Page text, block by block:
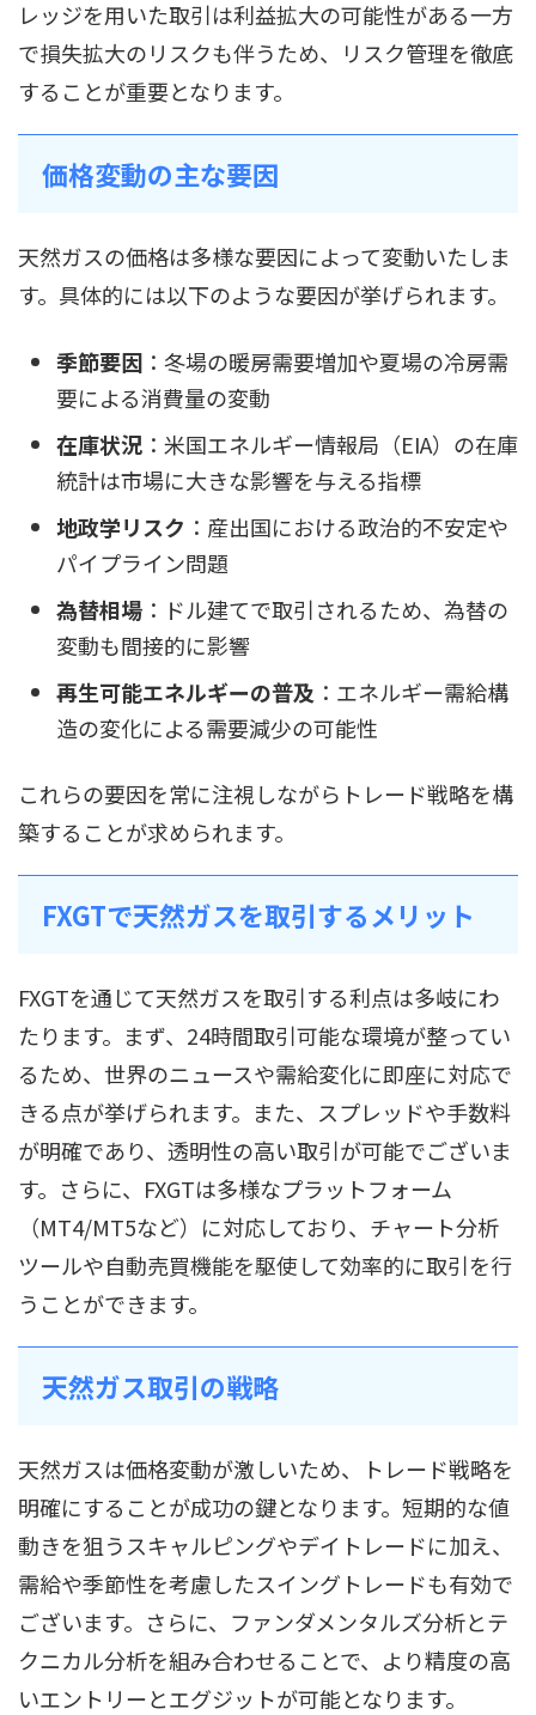
レッジを用いた取引は利益拡大の可能性がある一方
で損失拡大のリスクも伴うため、リスク管理を徹底
することが重要となります。
価格変動の主な要因
天然ガスの価格は多様な要因によって変動いたしま
す。具体的には以下のような要因が挙げられます。
季節要因 ：冬場の暖房需要増加や夏場の冷房需
要による消費量の変動
在庫状況 ：米国エネルギー情報局（EIA）の在庫
統計は市場に大きな影響を与える指標
地政学リスク ：産出国における政治的不安定や
パイプライン問題
為替相場 ：ドル建てで取引されるため、為替の
変動も間接的に影響
再生可能エネルギーの普及 ：エネルギー需給構
造の変化による需要減少の可能性
これらの要因を常に注視しながらトレード戦略を構
築することが求められます。
FXGTで天然ガスを取引するメリット
FXGTを通じて天然ガスを取引する利点は多岐にわ
たります。まず、24時間取引可能な環境が整ってい
るため、世界のニュースや需給変化に即座に対応で
きる点が挙げられます。また、スプレッドや手数料
が明確であり、透明性の高い取引が可能でございま
す。さらに、FXGTは多様なプラットフォーム
（MT4/MT5など）に対応しており、チャート分析
ツールや自動売買機能を駆使して効率的に取引を行
うことができます。
天然ガス取引の戦略
天然ガスは価格変動が激しいため、トレード戦略を
明確にすることが成功の鍵となります。短期的な値
動きを狙うスキャルピングやデイトレードに加え、
需給や季節性を考慮したスイングトレードも有効で
ございます。さらに、ファンダメンタルズ分析とテ
クニカル分析を組み合わせることで、より精度の高
いエントリーとエグジットが可能となります。